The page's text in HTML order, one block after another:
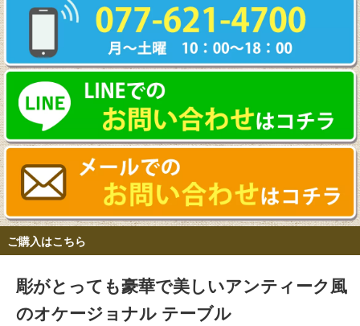
ご購入はこちら
彫がとっても豪華で美しいアンティーク風
のオケージョナル テーブル